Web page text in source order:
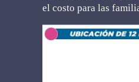
el costo para las